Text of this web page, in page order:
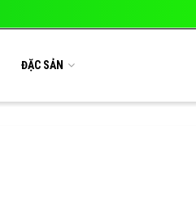
ĐẶC SẢN